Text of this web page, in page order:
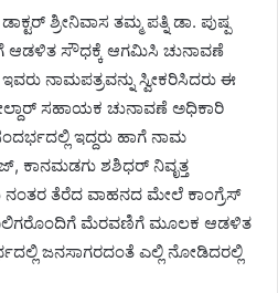
ಶ್ರೀನಿವಾಸ ತಮ್ಮ ಪತ್ನಿ ಡಾ. ಪುಷ್ಪ
ಆಡಳಿತ ಸೌಧಕ್ಕೆ ಆಗಮಿಸಿ ಚುನಾವಣೆ
ನಾಮಪತ್ರವನ್ನು ಸ್ವೀಕರಿಸಿದರು ಈ
ಸಹಾಯಕ ಚುನಾವಣೆ ಅಧಿಕಾರಿ
ಇದ್ದರು ಹಾಗೆ ನಾಮ
ಕಾನಮಡಗು ಶಶಿಧರ್ ನಿವೃತ್ತ
ನಂತರ ತೆರೆದ ವಾಹನದ ಮೇಲೆ ಕಾಂಗ್ರೆಸ್
ಮೆರವಣಿಗೆ ಮೂಲಕ ಆಡಳಿತ
ಜನಸಾಗರದಂತೆ ಎಲ್ಲಿ ನೋಡಿದರಲ್ಲಿ